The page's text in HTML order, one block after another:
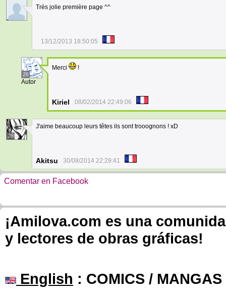
Très jolie première page ^^
13/12/2013 18:50:05
26
Autor
Merci !
Kiriel 08/02/2014 22:49:06
28
J'aime beaucoup leurs têtes ils sont trooognons ! xD
Akitsu 30/08/2014 22:29:41
Comentar en Facebook
¡Amilova.com es una
y lectores de obras gráficas!
English : COMICS /